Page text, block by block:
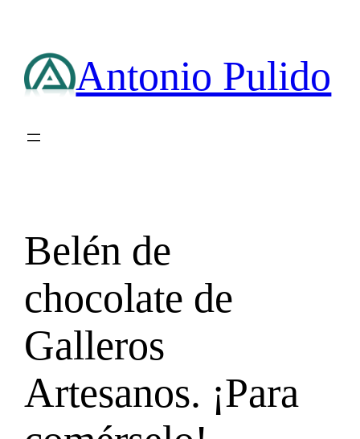
contenido Antonio Pulido
Belén de
chocolate de
Galleros
Artesanos. ¡Para